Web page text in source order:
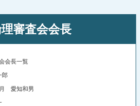
審査会会長
会長一覧
郎
愛知和男